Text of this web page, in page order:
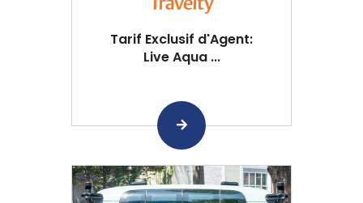
Tarif Exclusif d'Agent:
Live Aqua ...